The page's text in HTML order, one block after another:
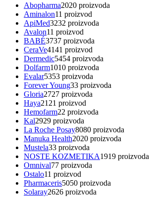
Abopharma2020 proizvoda
Aminalon11 proizvod
ApiMed3232 proizvoda
Avalon11 proizvod
BABÉ3737 proizvoda
CeraVe4141 proizvod
Dermedic5454 proizvoda
Dolfarm1010 proizvoda
Evalar5353 proizvoda
Forever Young33 proizvoda
Gloria2727 proizvoda
Haya21 21 proizvod
Hemofarm22 proizvoda
Kal2929 proizvoda
La Roche Posay8080 proizvoda
Manuka Health2020 proizvoda
Mustela33 proizvoda
NOSTE KOZMETIKA1919 proizvoda
Omnival77 proizvoda
Ostalo11 proizvod
Pharmaceris5050 proizvoda
Solaray2626 proizvoda